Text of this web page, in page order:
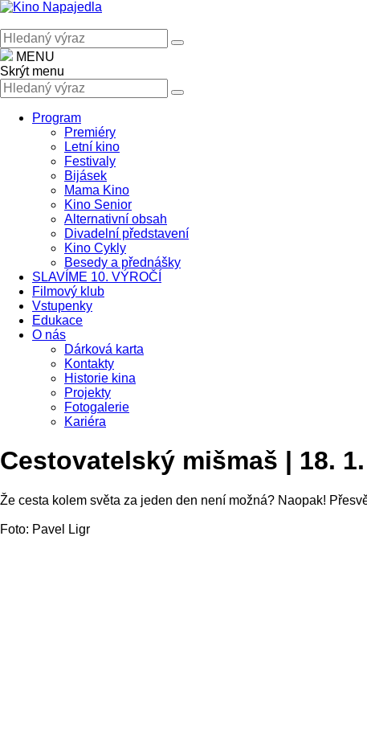
MENU
Skrýt menu
Program
Premiéry
Letní kino
Festivaly
Bijásek
Mama Kino
Kino Senior
Alternativní obsah
Divadelní představení
Kino Cykly
Besedy a přednášky
SLAVÍME 10. VÝROČÍ
Filmový klub
Vstupenky
Edukace
O nás
Dárková karta
Kontakty
Historie kina
Projekty
Fotogalerie
Kariéra
Cestovatelský mišmaš | 18.
Že cesta kolem světa za jeden den není možná? Naopak!
Foto: Pavel Ligr